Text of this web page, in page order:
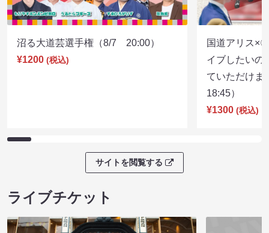
沼る大道芸選手権（8/7 20:00）
¥1200 (税込)
国道アリス×
イブしたいの
ていただけ
18:45）
¥1300 (税込)
サイトを閲覧する
ライブチケット